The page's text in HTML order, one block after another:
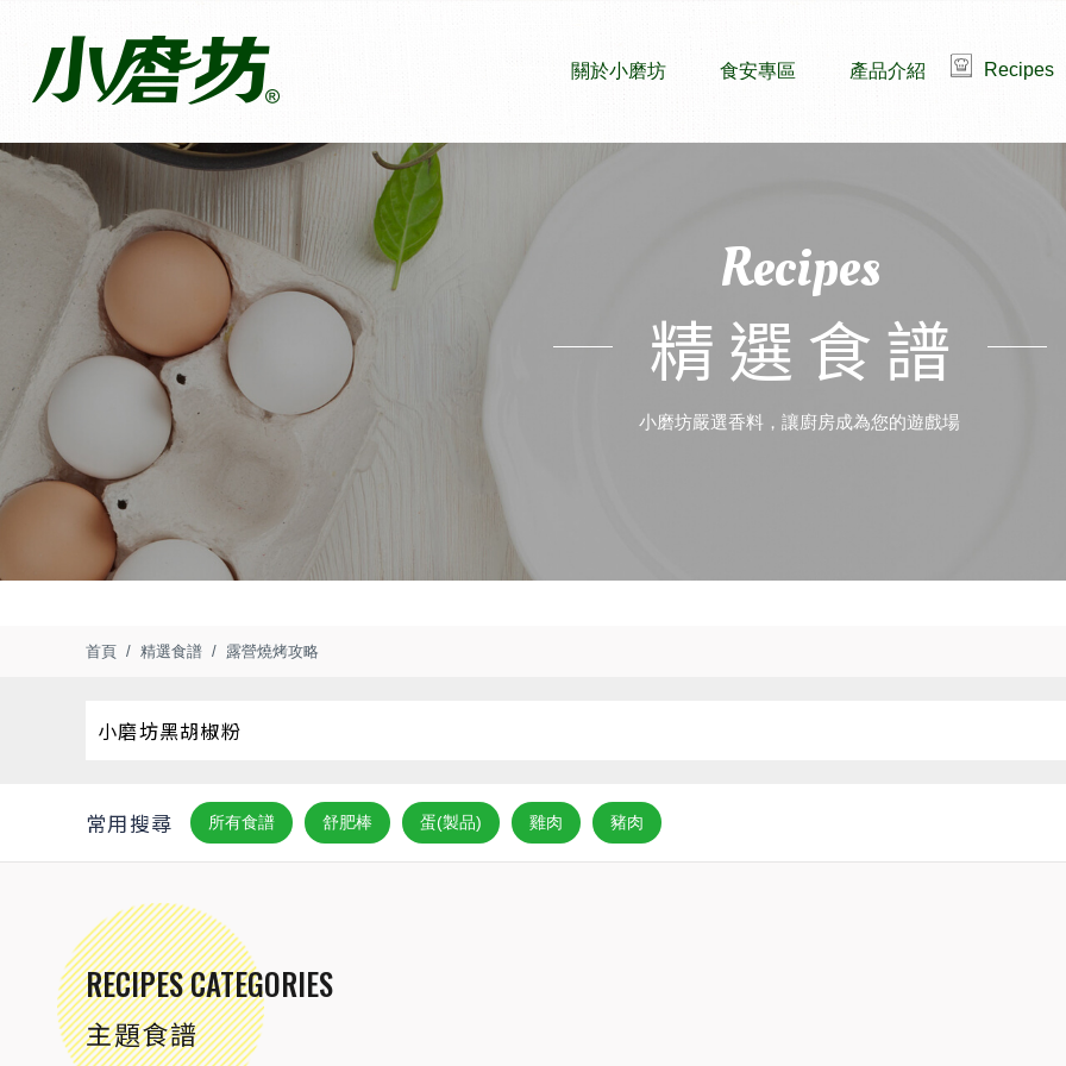
關於小磨坊 食安專區 產品介紹 Recipes
Recipes
精選食譜
小磨坊嚴選香料，讓廚房成為您的遊戲場
首頁 精選食譜 露營燒烤攻略
常用搜尋 所有食譜 舒肥棒 蛋(製品) 雞肉 豬肉
RECIPES CATEGORIES
主題食譜